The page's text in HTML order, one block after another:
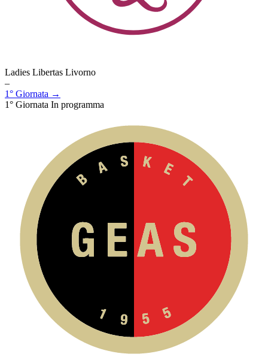
Ladies Libertas Livorno
–
1° Giornata →
1° Giornata In programma